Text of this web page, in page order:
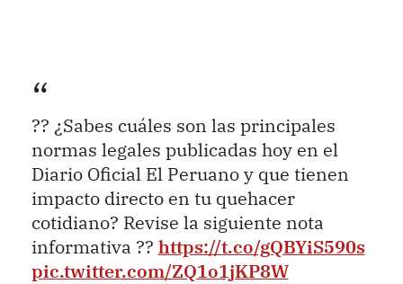
?? ¿Sabes cuáles son las principales
normas legales publicadas hoy en el
Diario Oficial El Peruano y que tienen
impacto directo en tu quehacer
cotidiano? Revise la siguiente nota
informativa ?? https://t.co/gQBYiS590s
pic.twitter.com/ZQ1o1jKP8W